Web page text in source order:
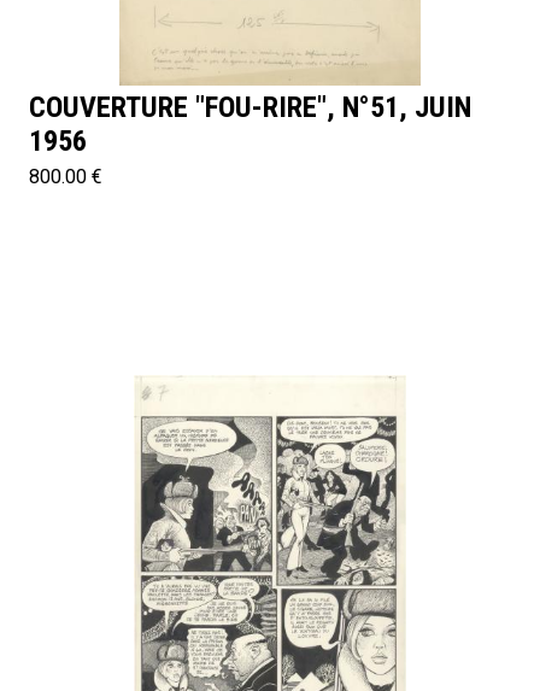
COUVERTURE "FOU-RIRE", N°51, JUIN
1956
800.00 €